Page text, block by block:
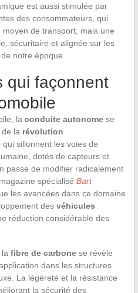
est aussi stimulée par
des consommateurs, qui
de transport, mais une
sécuritaire et alignée sur les
notre époque.
qui façonnent
la conduite autonomese
la révolution
sillonnent les voies de
dotés de capteurs et
passe de modifier radicalement
spécialisé Bart
les avancées dans ce domaine
des véhicules
réduction considérable des
fibre de carbonese révèle
dans les structures
La légèreté et la résistance
la sécurité des